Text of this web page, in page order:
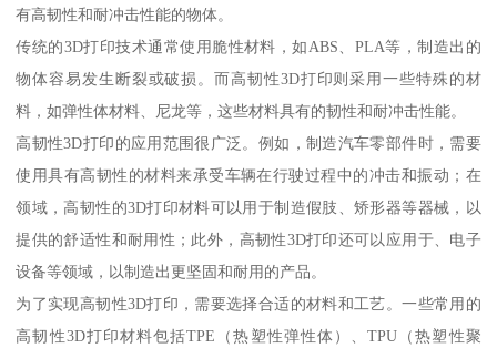
有高韧性和耐冲击性能的物体。
传统的3D打印技术通常使用脆性材料，如ABS、PLA等，制造出的
物体容易发生断裂或破损。而高韧性3D打印则采用一些特殊的材
料，如弹性体材料、尼龙等，这些材料具有的韧性和耐冲击性能。
高韧性3D打印的应用范围很广泛。例如，制造汽车零部件时，需要
使用具有高韧性的材料来承受车辆在行驶过程中的冲击和振动；在
领域，高韧性的3D打印材料可以用于制造假肢、矫形器等器械，以
提供的舒适性和耐用性；此外，高韧性3D打印还可以应用于、电子
设备等领域，以制造出更坚固和耐用的产品。
为了实现高韧性3D打印，需要选择合适的材料和工艺。一些常用的
高韧性3D打印材料包括TPE（热塑性弹性体）、TPU（热塑性聚